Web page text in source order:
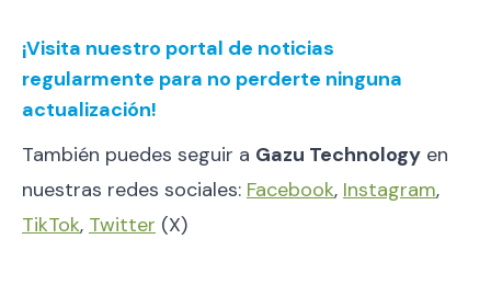
¡Visita nuestro portal de noticias
regularmente para no perderte ninguna
actualización!
También puedes seguir a Gazu Technology en
nuestras redes sociales: Facebook, Instagram,
TikTok, Twitter (X)